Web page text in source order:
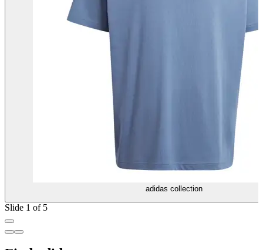
adidas collection
Slide 1 of 5